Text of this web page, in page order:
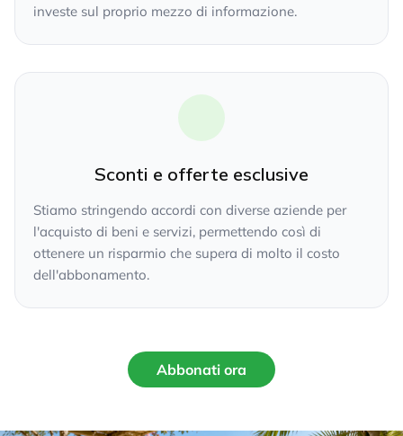
investe sul proprio mezzo di informazione.
Sconti e offerte esclusive
Stiamo stringendo accordi con diverse aziende per
l'acquisto di beni e servizi, permettendo così di
ottenere un risparmio che supera di molto il costo
dell'abbonamento.
Abbonati ora